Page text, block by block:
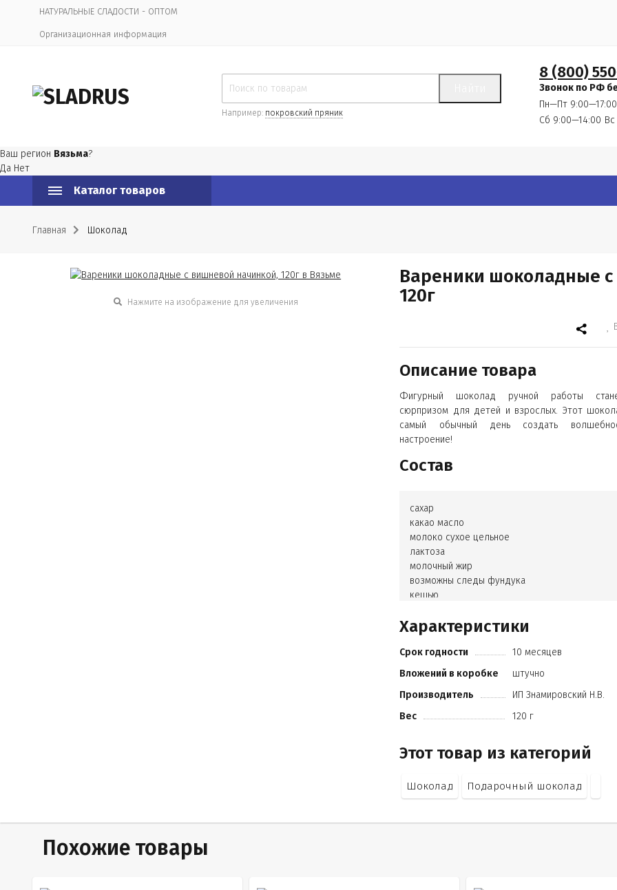
НАТУРАЛЬНЫЕ СЛАДОСТИ - ОПТОМ
Организационная информация
Например: покровский пряник
8 (800)
Звонок по РФ
Пн—Пт 9:00—17:00
Сб 9:00—14:00
Ваш регион Вязьма?
Да Нет
Каталог товаров
Главная Шоколад
Нажмите на изображение для увеличения
Вареники шоколадные
120г
Описание товара
Фигурный шоколад ручной работы
сюрпризом для детей и взрослых. Этот
самый обычный день создать
настроение!
Состав
сахар
какао масло
молоко сухое цельное
лактоза
молочный жир
возможны следы фундука
кешью
какао продуктов не менее 28%
кандурин
вяленая вишня
пищевой краситель.
Характеристики
Срок годности
10 месяцев
Вложений в коробке
штучно
Производитель
ИП Знамировский Н.В.
Вес
120 г
Этот товар из категорий
Шоколад Подарочный шоколад
Похожие товары